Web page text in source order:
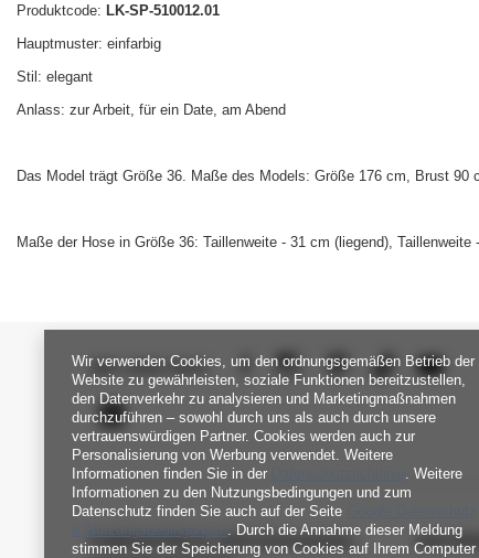
Produktcode: LK-SP-510012.01
Hauptmuster: einfarbig
Stil: elegant
Anlass: zur Arbeit, für ein Date, am Abend
Das Model trägt Größe 36. Maße des Models: Größe 176 cm, Brust 90
Maße der Hose in Größe 36: Taillenweite - 31 cm (liegend),
SEI UNS NAH
FABRIKPREIS-GROSSHANDEL-K
Wir verwenden Cookies, um den ordnungsgemäßen Betrieb der
Website zu gewährleisten, soziale Funktionen bereitzustellen,
den Datenverkehr zu analysieren und Marketingmaßnahmen
durchzuführen – sowohl durch uns als auch durch unsere
vertrauenswürdigen Partner. Cookies werden auch zur
Personalisierung von Werbung verwendet. Weitere
Informationen finden Sie in der
. Weitere
Informationen zu den Nutzungsbedingungen und zum
Datenschutz finden Sie auch auf der Seite
& Nutzungsbedingungen . Durch die Annahme dieser Meldung
stimmen Sie der Speicherung von Cookies auf Ihrem Computer